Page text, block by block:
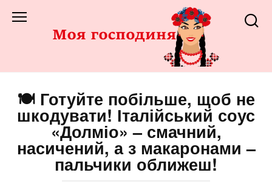
до
🍽️ Готуйте побільше, щоб не
шкодувати! Італійський соус
«Долміо» – смачний,
насичений, а з макаронами –
пальчики оближеш!